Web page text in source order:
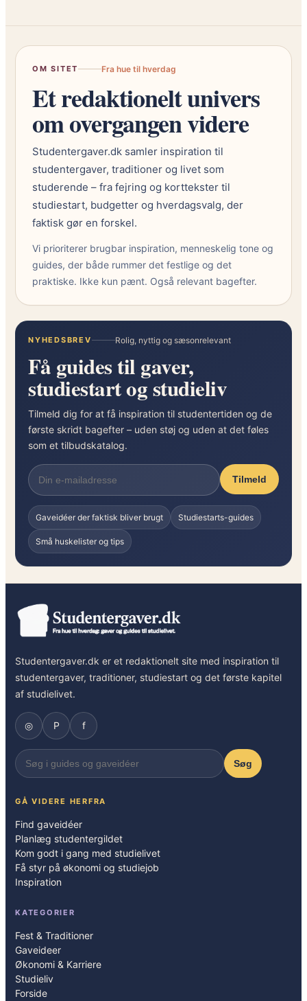
e
g
e
t
e
r
d
g
e
t
e
t
s
o
s
t
u
d
e
r
n
d
–
h
e
e
r
1
0
t
i
p
t
i
a
t
p
a
r
e
e
g
e
b
k
r
OM SITET Fra hue til hverdag
Et redaktionelt univers
om overgangen videre
Studentergaver.dk samler inspiration til
studentergaver, traditioner og livet som
studerende – fra fejring og korttekster til
studiestart, budgetter og hverdagsvalg, der
faktisk gør en forskel.
Vi prioriterer brugbar inspiration, menneskelig tone og
guides, der både rummer det festlige og det
praktiske. Ikke kun pænt. Også relevant bagefter.
NYHEDSBREV Rolig, nyttig og sæsonrelevant
Få guides til gaver,
studiestart og studieliv
Tilmeld dig for at få inspiration til studentertiden og de
første skridt bagefter – uden støj og uden at det føles
som et tilbudskatalog.
Tilmeld
Gaveidéer der faktisk bliver brugt Studiestarts-guides
Små huskelister og tips
Studentergaver.dk er et redaktionelt site med inspiration til
studentergaver, traditioner, studiestart og det første kapitel
af studielivet.
◎ P f
Søg
GÅ VIDERE HERFRA
Find gaveidéer
Planlæg studentergildet
Kom godt i gang med studielivet
Få styr på økonomi og studiejob
Inspiration
KATEGORIER
Fest & Traditioner
Gaveideer
Økonomi & Karriere
Studieliv
Forside